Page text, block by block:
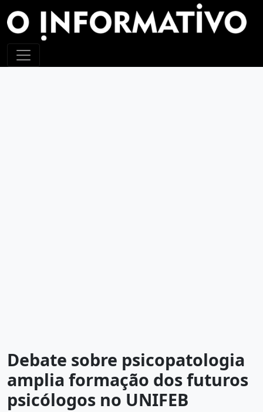
Debate sobre psicopatologia
amplia formação dos futuros
psicólogos no UNIFEB